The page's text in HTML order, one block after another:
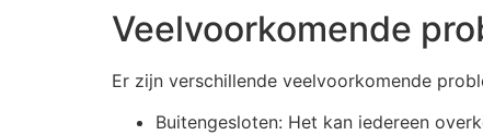
Veelvoorkomende
Er zijn verschillende veelvoorkomende
Buitengesloten: Het kan iedereen